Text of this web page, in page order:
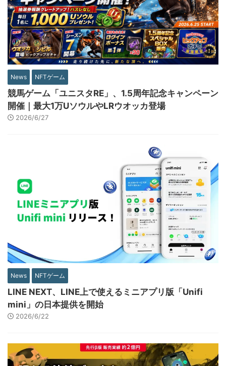
News NFTゲーム
競馬ゲーム「ユニスタRE」、1.5周年記念キャンペーン
開催｜最大1万UソウルやLRウオッカ登場
2026/6/27
News NFTゲーム
LINE NEXT、LINE上で使えるミニアプリ版「Unifi
mini」の日本提供を開始
2026/6/22